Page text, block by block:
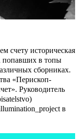
счету историческая
попавших в топы
сборниках.
«Перископ-
Руководитель
)
в